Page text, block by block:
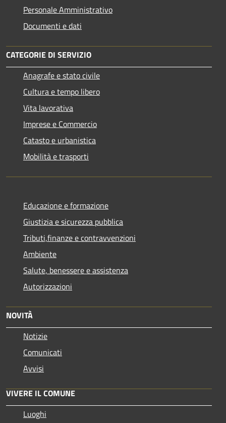
Personale Amministrativo
Documenti e dati
CATEGORIE DI SERVIZIO
Anagrafe e stato civile
Cultura e tempo libero
Vita lavorativa
Imprese e Commercio
Catasto e urbanistica
Mobilità e trasporti
Educazione e formazione
Giustizia e sicurezza pubblica
Tributi,finanze e contravvenzioni
Ambiente
Salute, benessere e assistenza
Autorizzazioni
NOVITÀ
Notizie
Comunicati
Avvisi
VIVERE IL COMUNE
Luoghi